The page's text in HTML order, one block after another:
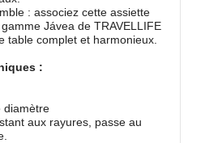
: associez cette assiette
Jávea de TRAVELLIFE
table complet et harmonieux.
:
diamètre
aux rayures, passe au